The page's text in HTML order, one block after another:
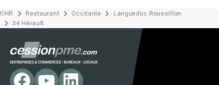
CHR Restaurant Occitanie
Languedoc Roussillon
34 Hérault